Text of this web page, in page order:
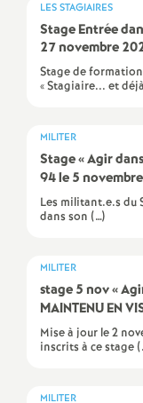
LES STAGIAIRES
Stage Entrée
27 novembre
Stage de
« Stagiaire... et
MILITER
Stage «Agir
94 le 5
Les militant.e.s du
dans son (…)
MILITER
stage 5 nov «
MAINTENUEN
Mise à jour le 2
inscrits à ce stage
MILITER